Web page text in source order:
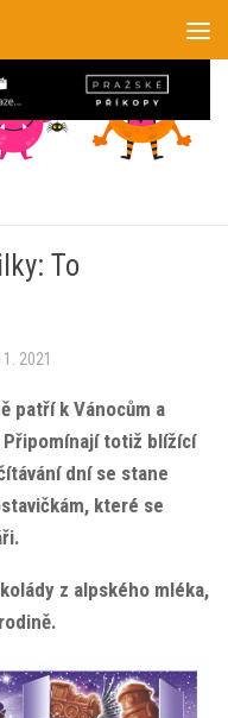
To
2021
patří k Vánocům a
Připomínají totiž blížící
dní se stane
které se
z alpského mléka,